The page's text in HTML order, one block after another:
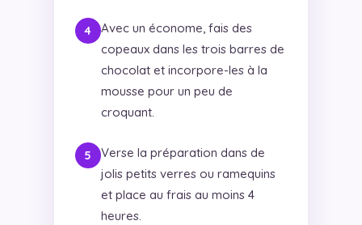
Avec un économe, fais des
copeaux dans les trois barres de
chocolat et incorpore-les à la
mousse pour un peu de
croquant.
Verse la préparation dans de
jolis petits verres ou ramequins
et place au frais au moins 4
heures.